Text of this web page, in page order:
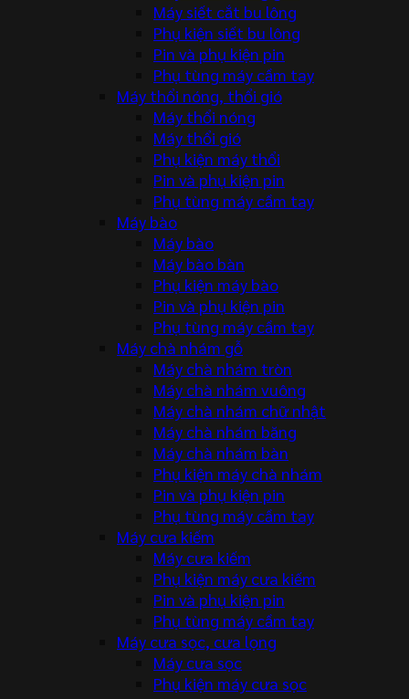
Máy siết cắt bu lông
Phụ kiện siết bu lông
Pin và phụ kiện pin
Phụ tùng máy cầm tay
Máy thổi nóng, thổi gió
Máy thổi nóng
Máy thổi gió
Phụ kiện máy thổi
Pin và phụ kiện pin
Phụ tùng máy cầm tay
Máy bào
Máy bào
Máy bào bàn
Phụ kiện máy bào
Pin và phụ kiện pin
Phụ tùng máy cầm tay
Máy chà nhám gỗ
Máy chà nhám tròn
Máy chà nhám vuông
Máy chà nhám chữ nhật
Máy chà nhám băng
Máy chà nhám bàn
Phụ kiện máy chà nhám
Pin và phụ kiện pin
Phụ tùng máy cầm tay
Máy cưa kiếm
Máy cưa kiếm
Phụ kiện máy cưa kiếm
Pin và phụ kiện pin
Phụ tùng máy cầm tay
Máy cưa sọc, cưa lọng
Máy cưa sọc
Phụ kiện máy cưa sọc